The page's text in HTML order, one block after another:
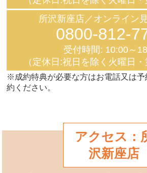
所沢新座店／オンライン
0800-812-
受付時間: 10:00～
（定休日:祝日を除く火曜日・
※成約特典が必要な方はお電話又は予
約ください。
アクセス：
沢新座店